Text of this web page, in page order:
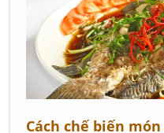
Cách chế biến